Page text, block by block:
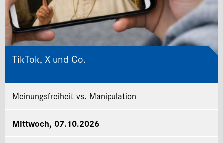
TikTok, X und Co.
Meinungsfreiheit vs. Manipulation
Mittwoch, 07.10.2026